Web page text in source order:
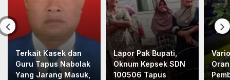
Terkait Kasek dan
Guru Tapus Nabolak
Yang Jarang Masuk,
Lapor Pak Bupati,
Oknum Kepsek SDN
100506 Tapus